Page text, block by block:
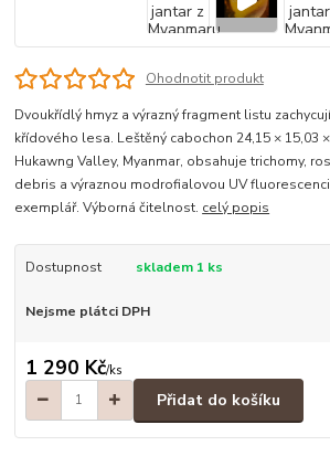
Ohodnotit produkt
Dvoukřídlý hmyz a výrazný fragment listu
křídového lesa. Leštěný cabochon 24,15 × 15,03
Hukawng Valley, Myanmar, obsahuje trichomy,
debris a výraznou modrofialovou UV
exemplář. Výborná čitelnost. celý popis
Dostupnost skladem 1 ks
Nejsme plátci DPH
1 290 Kč/ks
Přidat do košíku